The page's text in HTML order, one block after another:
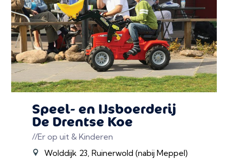
Speel- en IJsboerderij
De Drentse Koe
//Er op uit & Kinderen
Wolddijk 23, Ruinerwold (nabij Meppel)